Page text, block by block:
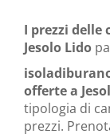
I prezzi delle
Jesolo Lido
offerte a
tipologia di
prezzi.